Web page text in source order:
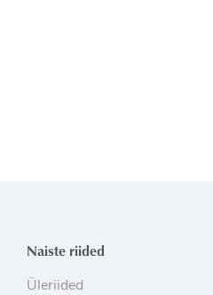
Naiste riided
Üleriided